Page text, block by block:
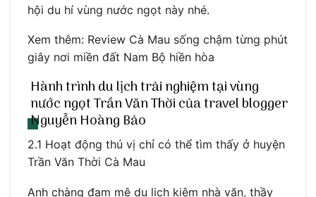
hội du hí vùng nước ngọt này nhé.
Xem thêm: Review Cà Mau sống chậm từng phút
giây nơi miền đất Nam Bộ hiền hòa
Hành trình du lịch trải nghiệm tại vùng
nước ngọt Trần Văn Thời của travel blogger
Nguyễn Hoàng Bảo
2.1 Hoạt động thú vị chỉ có thể tìm thấy ở huyện
Trần Văn Thời Cà Mau
Anh chàng đam mê du lịch kiêm nhà văn, thầy